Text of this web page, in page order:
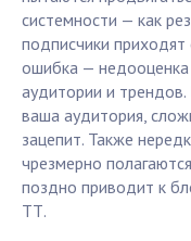
системности — как
подписчики
ошибка — недооценка
аудитории и
ваша аудитория,
зацепит. Также
чрезмерно
поздно приводит к
ТТ.